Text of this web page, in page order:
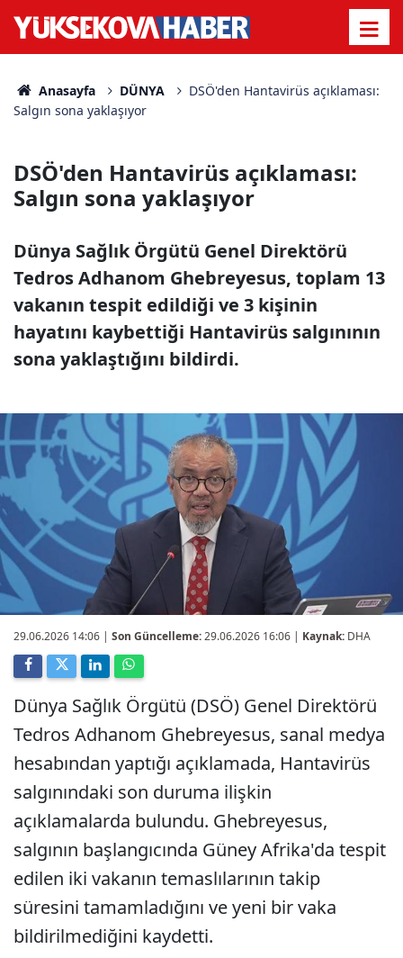
Anasayfa DÜNYA
DSÖ'den Hantavirüs açıklaması:
Salgın sona yaklaşıyor
DSÖ'den Hantavirüs açıklaması:
Salgın sona yaklaşıyor
Dünya Sağlık Örgütü Genel Direktörü
Tedros Adhanom Ghebreyesus, toplam 13
vakanın tespit edildiği ve 3 kişinin
hayatını kaybettiği Hantavirüs salgınının
sona yaklaştığını bildirdi.
29.06.2026 14:06 | Son Güncelleme:29.06.2026 16:06 | Kaynak: DHA
Dünya Sağlık Örgütü (DSÖ) Genel Direktörü
Tedros Adhanom Ghebreyesus, sanal medya
hesabından yaptığı açıklamada, Hantavirüs
salgınındaki son duruma ilişkin
açıklamalarda bulundu. Ghebreyesus,
salgının başlangıcında Güney Afrika'da tespit
edilen iki vakanın temaslılarının takip
süresini tamamladığını ve yeni bir vaka
bildirilmediğini kaydetti.